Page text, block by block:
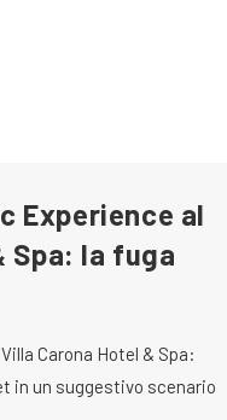
Experience al
Spa: la fuga
Carona Hotel & Spa:
in un suggestivo scenario